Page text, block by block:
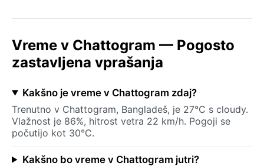
Vreme v Chattogram — Pogosto
zastavljena vprašanja
Kakšno je vreme v Chattogram zdaj?
Trenutno v Chattogram, Bangladeš, je 27°C s cloudy.
Vlažnost je 86%, hitrost vetra 22 km/h. Pogoji se
počutijo kot 30°C.
Kakšno bo vreme v Chattogram jutri?